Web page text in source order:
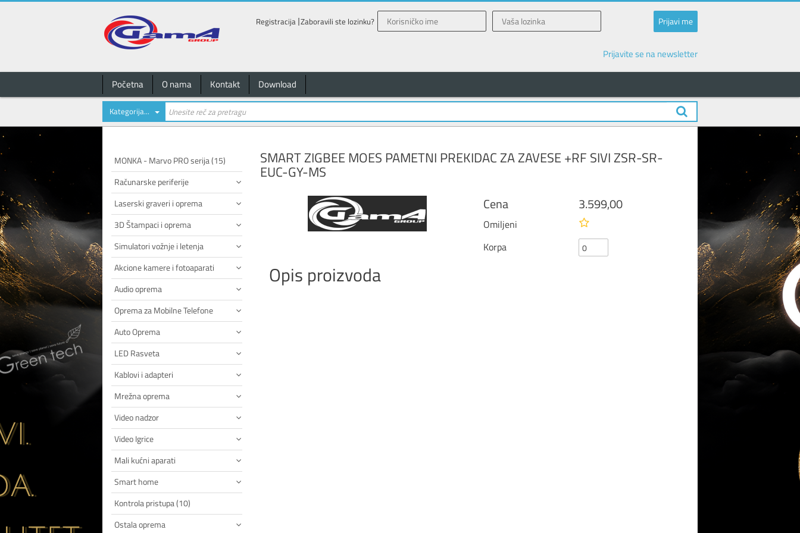
Registracija Zaboravili ste lozinku?
Prijavite se na newsletter
Početna O nama Kontakt Download
Kategorija...
MONKA - Marvo PRO serija (15)
Računarske periferije
Laserski graveri i oprema
3D Štampaci i oprema
Simulatori vožnje i letenja
Akcione kamere i fotoaparati
Audio oprema
Oprema za Mobilne Telefone
Auto Oprema
LED Rasveta
Kablovi i adapteri
Mrežna oprema
Video nadzor
Video Igrice
Mali kućni aparati
Smart home
Kontrola pristupa (10)
Ostala oprema
SMART ZIGBEE MOES PAMETNI PREKIDAC ZA ZAVESE +RF SIVI ZSR-SR-
EUC-GY-MS
Cena 3.599,00
Omiljeni
Korpa
Opis proizvoda